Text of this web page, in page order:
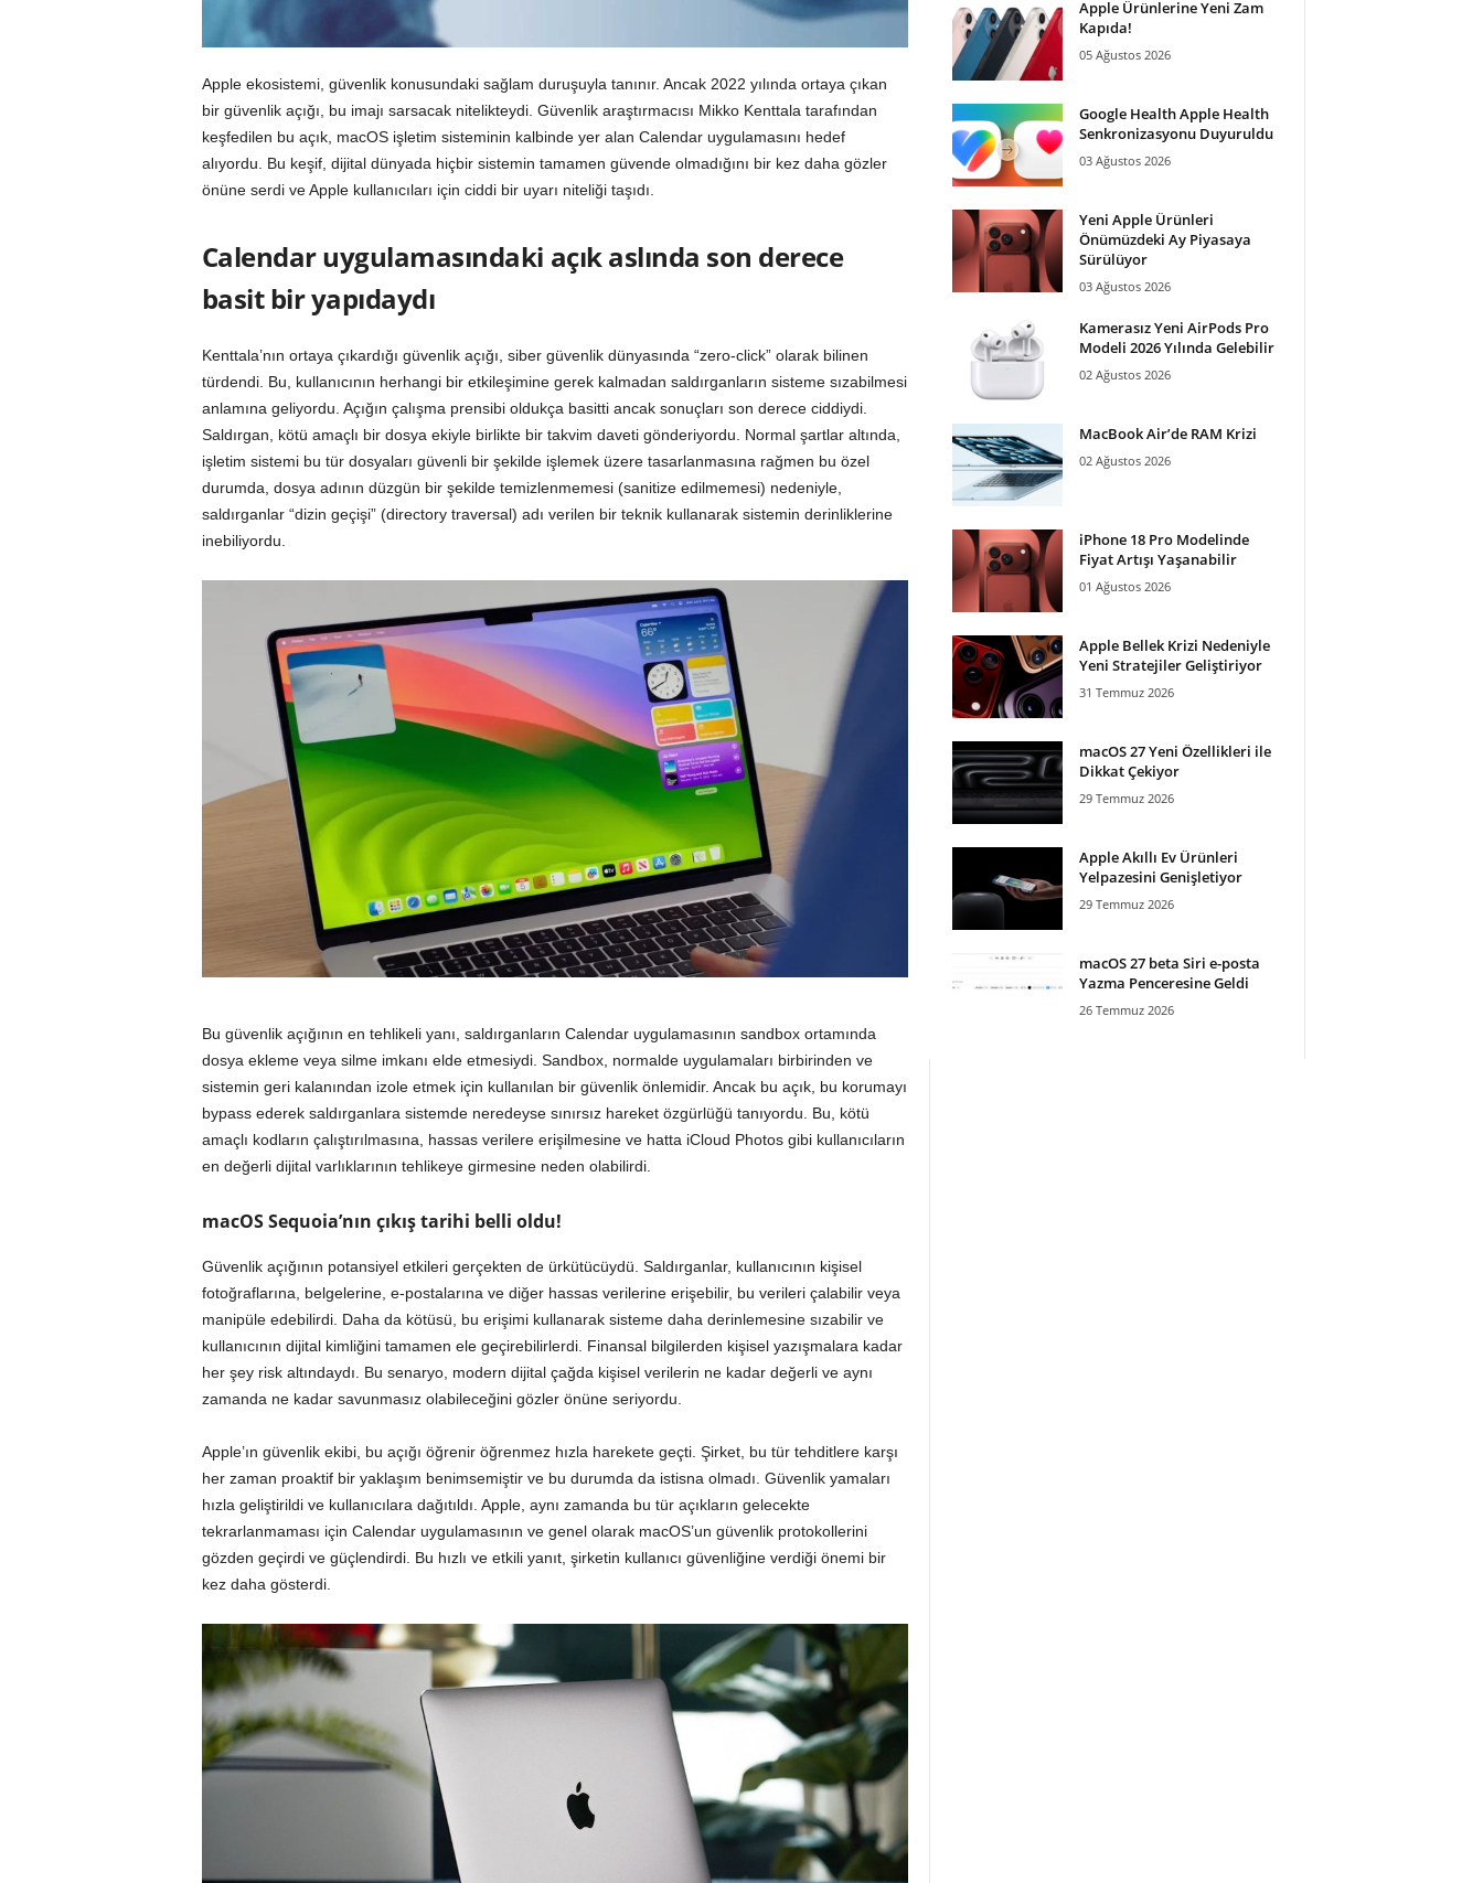
Apple ekosistemi, güvenlik konusundaki sağlam duruşuyla tanınır. Ancak 2022 yılında ortaya çıkan
bir güvenlik açığı, bu imajı sarsacak nitelikteydi. Güvenlik araştırmacısı Mikko Kenttala tarafından
keşfedilen bu açık, macOS işletim sisteminin kalbinde yer alan Calendar uygulamasını hedef
alıyordu. Bu keşif, dijital dünyada hiçbir sistemin tamamen güvende olmadığını bir kez daha gözler
önüne serdi ve Apple kullanıcıları için ciddi bir uyarı niteliği taşıdı.
Calendar uygulamasındaki açık aslında son derece
basit bir yapıdaydı
Kenttala’nın ortaya çıkardığı güvenlik açığı, siber güvenlik dünyasında “zero-click” olarak bilinen
türdendi. Bu, kullanıcının herhangi bir etkileşimine gerek kalmadan saldırganların sisteme sızabilmesi
anlamına geliyordu. Açığın çalışma prensibi oldukça basitti ancak sonuçları son derece ciddiydi.
Saldırgan, kötü amaçlı bir dosya ekiyle birlikte bir takvim daveti gönderiyordu. Normal şartlar altında,
işletim sistemi bu tür dosyaları güvenli bir şekilde işlemek üzere tasarlanmasına rağmen bu özel
durumda, dosya adının düzgün bir şekilde temizlenmemesi (sanitize edilmemesi) nedeniyle,
saldırganlar “dizin geçişi” (directory traversal) adı verilen bir teknik kullanarak sistemin derinliklerine
inebiliyordu.
Bu güvenlik açığının en tehlikeli yanı, saldırganların Calendar uygulamasının sandbox ortamında
dosya ekleme veya silme imkanı elde etmesiydi. Sandbox, normalde uygulamaları birbirinden ve
sistemin geri kalanından izole etmek için kullanılan bir güvenlik önlemidir. Ancak bu açık, bu korumayı
bypass ederek saldırganlara sistemde neredeyse sınırsız hareket özgürlüğü tanıyordu. Bu, kötü
amaçlı kodların çalıştırılmasına, hassas verilere erişilmesine ve hatta iCloud Photos gibi kullanıcıların
en değerli dijital varlıklarının tehlikeye girmesine neden olabilirdi.
macOS Sequoia’nın çıkış tarihi belli oldu!
Güvenlik açığının potansiyel etkileri gerçekten de ürkütücüydü. Saldırganlar, kullanıcının kişisel
fotoğraflarına, belgelerine, e-postalarına ve diğer hassas verilerine erişebilir, bu verileri çalabilir veya
manipüle edebilirdi. Daha da kötüsü, bu erişimi kullanarak sisteme daha derinlemesine sızabilir ve
kullanıcının dijital kimliğini tamamen ele geçirebilirlerdi. Finansal bilgilerden kişisel yazışmalara kadar
her şey risk altındaydı. Bu senaryo, modern dijital çağda kişisel verilerin ne kadar değerli ve aynı
zamanda ne kadar savunmasız olabileceğini gözler önüne seriyordu.
Apple’ın güvenlik ekibi, bu açığı öğrenir öğrenmez hızla harekete geçti. Şirket, bu tür tehditlere karşı
her zaman proaktif bir yaklaşım benimsemiştir ve bu durumda da istisna olmadı. Güvenlik yamaları
hızla geliştirildi ve kullanıcılara dağıtıldı. Apple, aynı zamanda bu tür açıkların gelecekte
tekrarlanmaması için Calendar uygulamasının ve genel olarak macOS’un güvenlik protokollerini
gözden geçirdi ve güçlendirdi. Bu hızlı ve etkili yanıt, şirketin kullanıcı güvenliğine verdiği önemi bir
kez daha gösterdi.
Apple Ürünlerine Yeni Zam
Kapıda!
05 Ağustos 2026
Google Health Apple Health
Senkronizasyonu Duyuruldu
03 Ağustos 2026
Yeni Apple Ürünleri
Önümüzdeki Ay Piyasaya
Sürülüyor
03 Ağustos 2026
Kamerasız Yeni AirPods Pro
Modeli 2026 Yılında Gelebilir
02 Ağustos 2026
MacBook Air’de RAM Krizi
02 Ağustos 2026
iPhone 18 Pro Modelinde
Fiyat Artışı Yaşanabilir
01 Ağustos 2026
Apple Bellek Krizi Nedeniyle
Yeni Stratejiler Geliştiriyor
31 Temmuz 2026
macOS 27 Yeni Özellikleri ile
Dikkat Çekiyor
29 Temmuz 2026
Apple Akıllı Ev Ürünleri
Yelpazesini Genişletiyor
29 Temmuz 2026
macOS 27 beta Siri e-posta
Yazma Penceresine Geldi
26 Temmuz 2026